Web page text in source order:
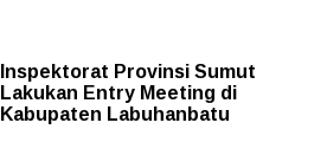
Inspektorat Provinsi Sumut
Lakukan Entry Meeting di
Kabupaten Labuhanbatu